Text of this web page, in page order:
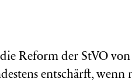
Reform der StVO
entschärft, wenn